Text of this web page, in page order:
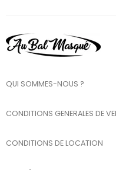
QUI SOMMES-NOUS ?
CONDITIONS GENERALES DE
CONDITIONS DE LOCATION